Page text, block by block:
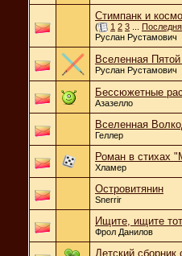
Стимпанк и
( 1 2 3
Руслан Рустамович
Вселенная
Руслан Рустамович
Бессюжетные
Азазелло
Вселенная
Геллер
Роман в стихах
Хламер
Островитянин
Snerrir
Ищите, ищите
Фрол Данилов
Детский